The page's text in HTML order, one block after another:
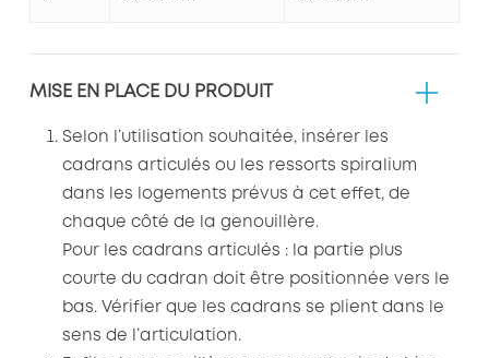
MISE EN PLACE DU PRODUIT
Selon l’utilisation souhaitée, insérer les
cadrans articulés ou les ressorts spiralium
dans les logements prévus à cet effet, de
chaque côté de la genouillère.
Pour les cadrans articulés : la partie plus
courte du cadran doit être positionnée vers le
bas. Vérifier que les cadrans se plient dans le
sens de l’articulation.